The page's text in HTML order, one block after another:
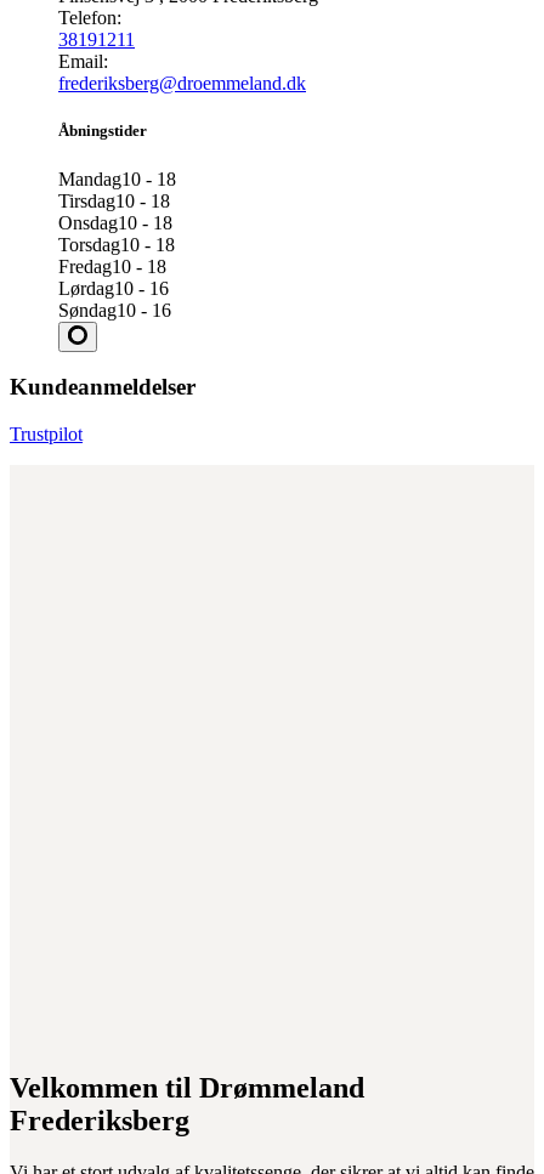
Telefon:
38191211
Email:
frederiksberg@droemmeland.dk
Åbningstider
Mandag10 - 18
Tirsdag10 - 18
Onsdag10 - 18
Torsdag10 - 18
Fredag10 - 18
Lørdag10 - 16
Søndag10 - 16
Kundeanmeldelser
Trustpilot
Velkommen til Drømmeland
Frederiksberg